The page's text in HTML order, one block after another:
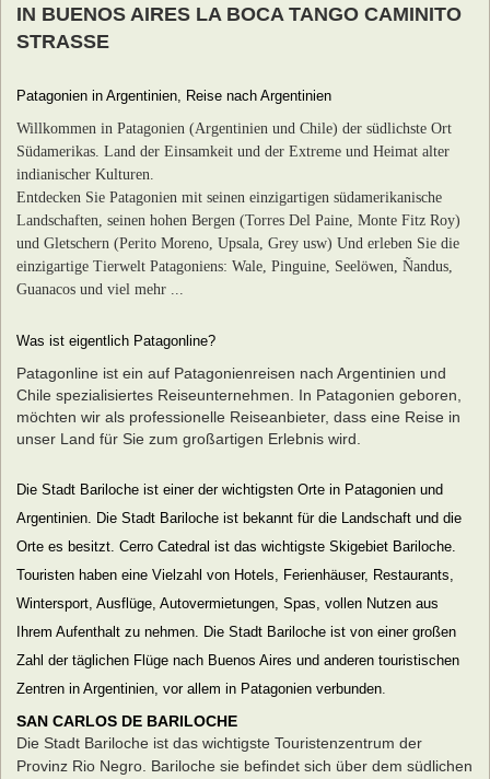
IN BUENOS AIRES LA BOCA TANGO CAMINITO
STRASSE
Patagonien in Argentinien, Reise nach Argentinien
Willkommen in Patagonien (Argentinien und Chile) der südlichste Ort
Südamerikas. Land der Einsamkeit und der Extreme und Heimat alter
indianischer Kulturen.
Entdecken Sie Patagonien mit seinen einzigartigen südamerikanische
Landschaften, seinen hohen Bergen (Torres Del Paine, Monte Fitz Roy)
und Gletschern (Perito Moreno, Upsala, Grey usw) Und erleben Sie die
einzigartige Tierwelt Patagoniens: Wale, Pinguine, Seelöwen, Ñandus,
Guanacos und viel mehr ...
Was ist eigentlich Patagonline?
Patagonline ist ein auf Patagonienreisen nach Argentinien und
Chile spezialisiertes Reiseunternehmen. In Patagonien geboren,
möchten wir als professionelle Reiseanbieter, dass eine Reise in
unser Land für Sie zum großartigen Erlebnis wird.
Die Stadt Bariloche ist einer der wichtigsten Orte in Patagonien und
Argentinien. Die Stadt Bariloche ist bekannt für die Landschaft und die
Orte es besitzt. Cerro Catedral ist das wichtigste Skigebiet Bariloche.
Touristen haben eine Vielzahl von Hotels, Ferienhäuser, Restaurants,
Wintersport, Ausflüge, Autovermietungen, Spas, vollen Nutzen aus
Ihrem Aufenthalt zu nehmen. Die Stadt Bariloche ist von einer großen
Zahl der täglichen Flüge nach Buenos Aires und anderen touristischen
Zentren in Argentinien, vor allem in Patagonien verbunden.
SAN CARLOS DE BARILOCHE
Die Stadt Bariloche ist das wichtigste Touristenzentrum der
Provinz Rio Negro. Bariloche sie befindet sich über dem südlichen